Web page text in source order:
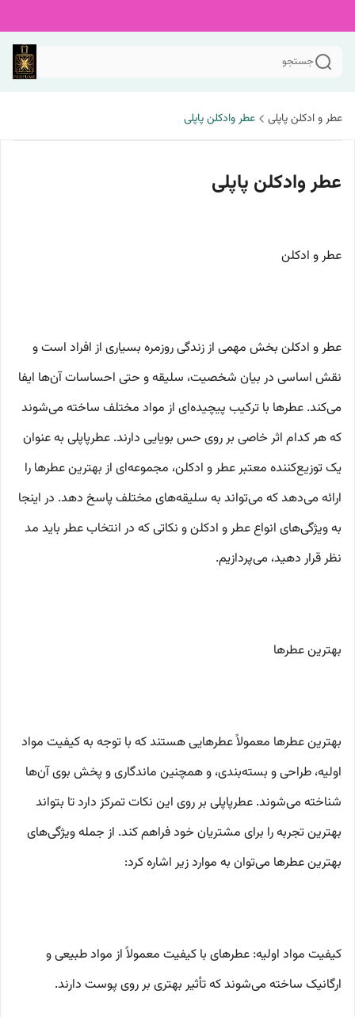
جستجو
عطر و ادکلن پاپلی عطر وادکلن پاپلی
عطر وادکلن پاپلی
عطر و ادکلن
عطر و ادکلن بخش مهمی از زندگی روزمره بسیاری از افراد است و
نقش اساسی در بیان شخصیت، سلیقه و حتی احساسات آن‌ها ایفا
می‌کند. عطرها با ترکیب پیچیده‌ای از مواد مختلف ساخته می‌شوند
که هر کدام اثر خاصی بر روی حس بویایی دارند. عطرپاپلی به عنوان
یک توزیع‌کننده معتبر عطر و ادکلن، مجموعه‌ای از بهترین عطرها را
ارائه می‌دهد که می‌تواند به سلیقه‌های مختلف پاسخ دهد. در اینجا
به ویژگی‌های انواع عطر و ادکلن و نکاتی که در انتخاب عطر باید مد
نظر قرار دهید، می‌پردازیم.
بهترین عطرها
بهترین عطرها معمولاً عطرهایی هستند که با توجه به کیفیت مواد
اولیه، طراحی و بسته‌بندی، و همچنین ماندگاری و پخش بوی آن‌ها
شناخته می‌شوند. عطرپاپلی بر روی این نکات تمرکز دارد تا بتواند
بهترین تجربه را برای مشتریان خود فراهم کند. از جمله ویژگی‌های
بهترین عطرها می‌توان به موارد زیر اشاره کرد:
کیفیت مواد اولیه: عطرهای با کیفیت معمولاً از مواد طبیعی و
ارگانیک ساخته می‌شوند که تأثیر بهتری بر روی پوست دارند.